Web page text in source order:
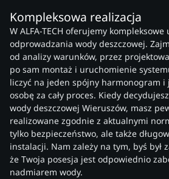
Kompleksowa realizacja
W ALFA-TECH oferujemy kompleksowe
odprowadzania wody deszczowej.
od analizy warunków, przez
po sam montaż i uruchomienie
liczyć na jeden spójny harmonogram
osobę za cały proces. Kiedy
wody deszczowej Wieruszów, masz
realizowane zgodnie z aktualnymi
tylko bezpieczeństwo, ale także
instalacji. Nam zależy na tym, byś był
że Twoja posesja jest odpowiednio
nadmiarem wody.